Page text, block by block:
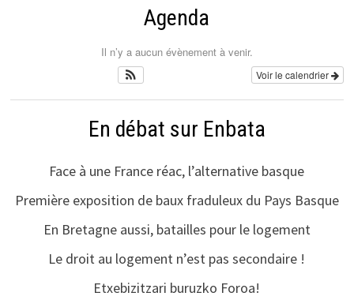
Agenda
Il n’y a aucun évènement à venir.
Voir le calendrier
En débat sur Enbata
Face à une France réac, l’alternative basque
Première exposition de baux fraduleux du Pays Basque
En Bretagne aussi, batailles pour le logement
Le droit au logement n’est pas secondaire !
Etxebizitzari buruzko Foroa!